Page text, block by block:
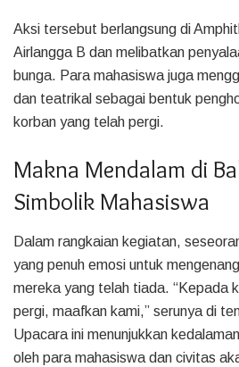
Aksi tersebut berlangsung di
Airlangga B dan melibatkan
bunga. Para mahasiswa juga
dan teatrikal sebagai bentuk
korban yang telah pergi.
Makna Mendalam di
Simbolik Mahasiswa
Dalam rangkaian kegiatan,
yang penuh emosi untuk
mereka yang telah tiada. “Kepada
pergi, maafkan kami,” serunya di
Upacara ini menunjukkan
oleh para mahasiswa dan civitas